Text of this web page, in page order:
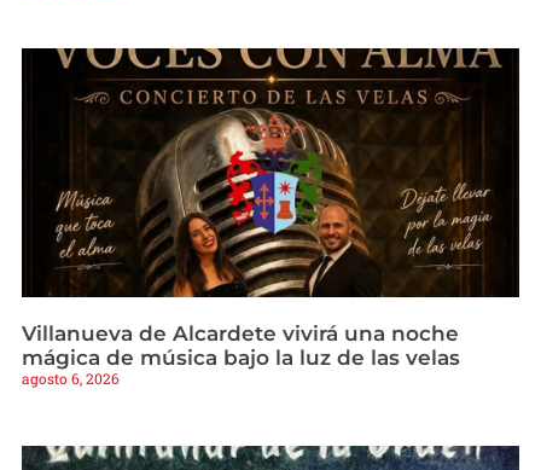
Villanueva de Alcardete vivirá una noche
mágica de música bajo la luz de las velas
agosto 6, 2026